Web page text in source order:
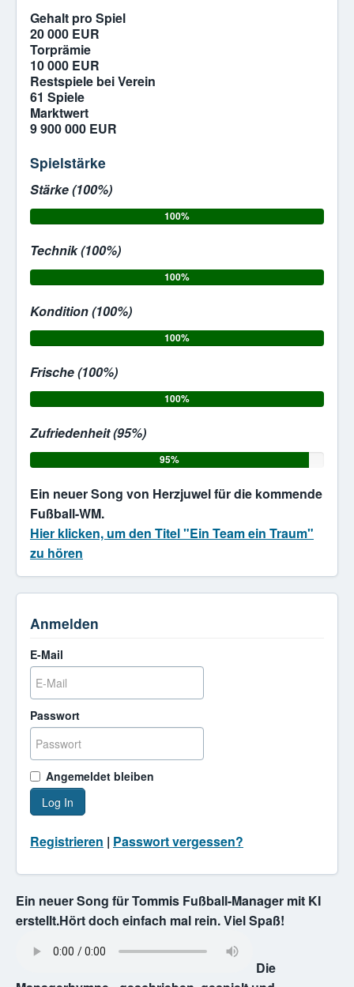
Gehalt pro Spiel
20 000 EUR
Torprämie
10 000 EUR
Restspiele bei Verein
61 Spiele
Marktwert
9 900 000 EUR
Spielstärke
Stärke (100%)
100%
Technik (100%)
100%
Kondition (100%)
100%
Frische (100%)
100%
Zufriedenheit (95%)
95%
Ein neuer Song von Herzjuwel für die kommende
Fußball-WM.
Hier klicken, um den Titel "Ein Team ein Traum"
zu hören
Anmelden
E-Mail
Passwort
Angemeldet bleiben
Log In
Registrieren | Passwort vergessen?
Ein neuer Song für Tommis Fußball-Manager mit KI
erstellt.Hört doch einfach mal rein. Viel Spaß!
Die